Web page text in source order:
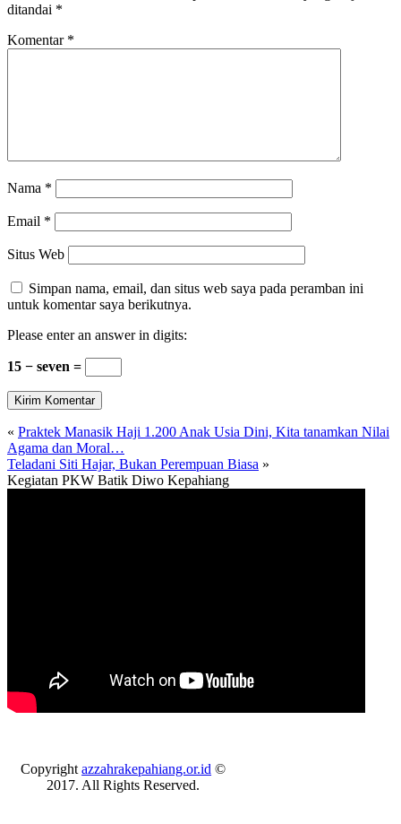
ditandai *
Komentar *
Nama *
Email *
Situs Web
Simpan nama, email, dan situs web saya pada peramban ini
untuk komentar saya berikutnya.
Please enter an answer in digits:
15 − seven =
« Praktek Manasik Haji 1.200 Anak Usia Dini, Kita tanamkan Nilai
Agama dan Moral…
Teladani Siti Hajar, Bukan Perempuan Biasa »
Kegiatan PKW Batik Diwo Kepahiang
Copyrightazzahrakepahiang.or.id ©
2017. All Rights Reserved.